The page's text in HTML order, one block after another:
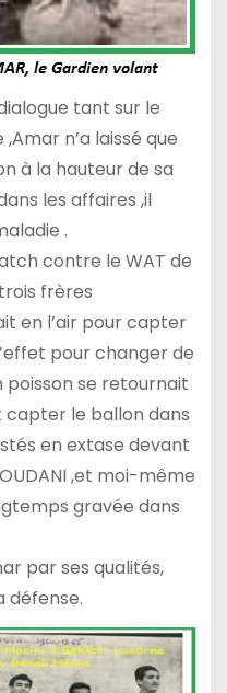
tant sur le
n’a laissé que
à la hauteur de sa
les affaires ,il
.
contre le WAT de
frères
en l’air pour capter
pour changer de
poisson se retournait
le ballon dans
en extase devant
,et moi-même
gravée dans
par ses qualités,
défense.